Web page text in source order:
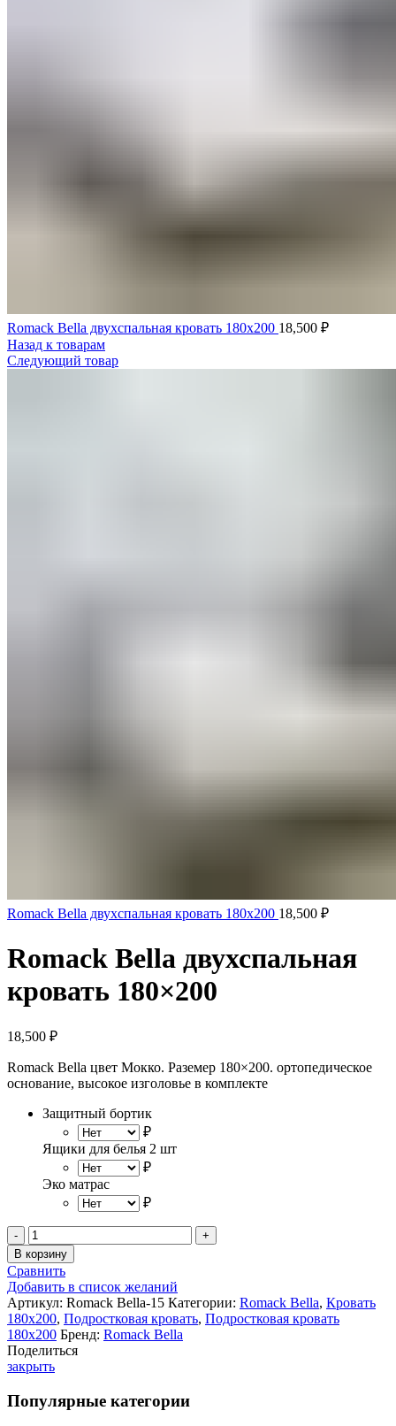
Romack Bella двухспальная кровать 180x200 18,500 ₽
Назад к товарам
Следующий товар
Romack Bella двухспальная кровать 180x200 18,500 ₽
Romack Bella двухспальная
кровать 180×200
18,500 ₽
Romack Bella цвет Мокко. Раземер 180×200. ортопедическое
основание, высокое изголовье в комплекте
Защитный бортик
₽
Ящики для белья 2 шт
₽
Эко матрас
₽
Количество
товара
Romack
Bella
двухспальная
кровать
180x200
В корзину
Сравнить
Добавить в список желаний
Артикул: Romack Bella-15 Категории: Romack Bella, Кровать
180x200, Подростковая кровать, Подростковая кровать
180x200 Бренд: Romack Bella
Поделиться
закрыть
Популярные категории